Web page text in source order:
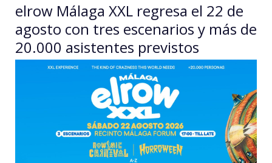
elrow Málaga XXL regresa el 22 de
agosto con tres escenarios y más de
20.000 asistentes previstos